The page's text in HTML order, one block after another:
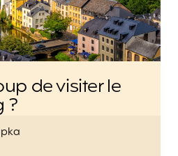
de visiter le
?